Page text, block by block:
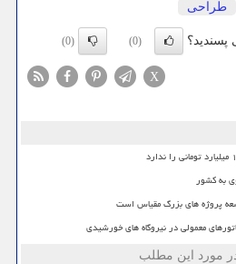
طراحی
(0)
(0)
X
پروژه های بزرگ مقیاس است
معمولی در نیروگاه های خورشیدی
مورد این مطلب